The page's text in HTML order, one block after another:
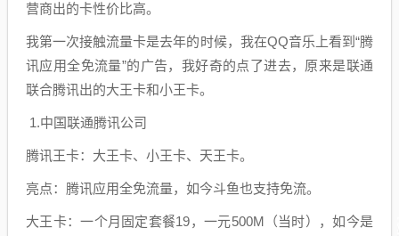
营商出的卡性价比高。
我第一次接触流量卡是去年的时候，我在QQ音乐上看到“腾
讯应用全免流量”的广告，我好奇的点了进去，原来是联通
联合腾讯出的大王卡和小王卡。
1.中国联通腾讯公司
腾讯王卡：大王卡、小王卡、天王卡。
亮点：腾讯应用全免流量，如今斗鱼也支持免流。
大王卡：一个月固定套餐19，一元500M（当时），如今是